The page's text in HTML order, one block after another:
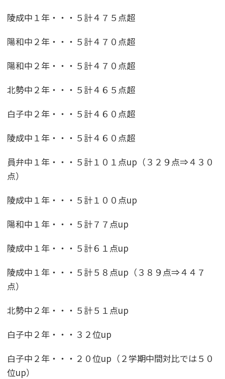
陵成中１年・・・５計４７５点超
陽和中２年・・・５計４７０点超
陽和中２年・・・５計４７０点超
北勢中２年・・・５計４６５点超
白子中２年・・・５計４６０点超
陵成中１年・・・５計４６０点超
員弁中１年・・・５計１０１点up（３２９点⇒４３０
点）
陵成中１年・・・５計１００点up
陽和中１年・・・５計７７点up
陵成中１年・・・５計６１点up
陵成中１年・・・５計５８点up（３８９点⇒４４７
点）
北勢中２年・・・５計５１点up
白子中２年・・・３２位up
白子中２年・・・２０位up（２学期中間対比では５０
位up）